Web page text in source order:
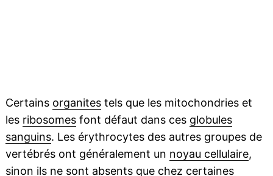
Certains organitestels que les mitochondries et
les ribosomesfont défaut dans ces globules
sanguins. Les érythrocytes des autres groupes de
vertébrés ont généralement un noyau cellulaire,
sinon ils ne sont absents que chez certaines